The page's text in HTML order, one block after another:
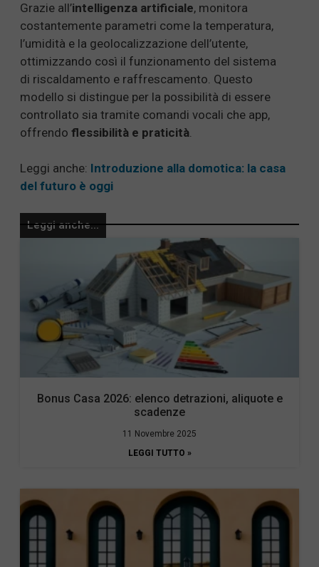
Grazie all’intelligenza artificiale, monitora
costantemente parametri come la temperatura,
l’umidità e la geolocalizzazione dell’utente,
ottimizzando così il funzionamento del sistema
di riscaldamento e raffrescamento. Questo
modello si distingue per la possibilità di essere
controllato sia tramite comandi vocali che app,
offrendo flessibilità e praticità.
Leggi anche: Introduzione alla domotica: la casa
del futuro è oggi
Leggi anche...
Bonus Casa 2026: elenco detrazioni, aliquote e
scadenze
11 Novembre 2025
LEGGI TUTTO »